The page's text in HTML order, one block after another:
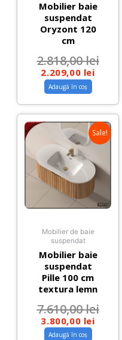
Mobilier baie
suspendat
Oryzont 120
cm
2.818,00lei
2.209,00 lei
Adaugă în coș
Sale!
Mobilier de baie
suspendat
Mobilier baie
suspendat
Pille 100 cm
textura lemn
7.610,00lei
3.800,00 lei
Adaugă în coș